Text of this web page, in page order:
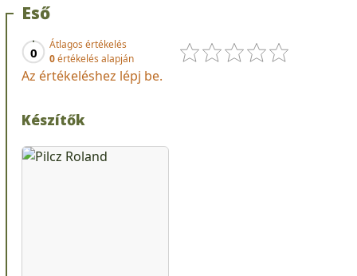
Eső
0
Átlagos értékelés
0értékelés alapján
Az értékeléshez lépj be.
Készítők